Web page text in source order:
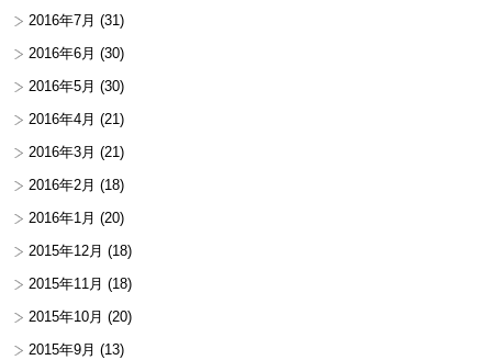
2016年7月 (31)
2016年6月 (30)
2016年5月 (30)
2016年4月 (21)
2016年3月 (21)
2016年2月 (18)
2016年1月 (20)
2015年12月 (18)
2015年11月 (18)
2015年10月 (20)
2015年9月 (13)